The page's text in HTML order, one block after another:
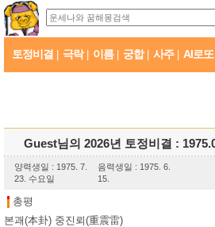
토정비결 극락 이름 궁합 사주 AI로또
Guest님의 2026년 토정비결 :
양력생일 : 1975. 7.
23. 수요일
음력생일 : 1975. 6.
15.
총평
본괘(本卦) 중진뢰(重震雷)